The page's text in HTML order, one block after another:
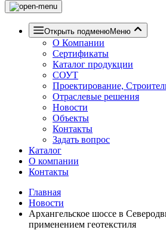
Открыть подменюМеню
О Компании
Сертификаты
Каталог продукции
СОУТ
Проектирование,
Отраслевые решения
Новости
Объекты
Контакты
Задать вопрос
Каталог
О компании
Контакты
Главная
Новости
Архангельское шоссе в
применением геотекстиля